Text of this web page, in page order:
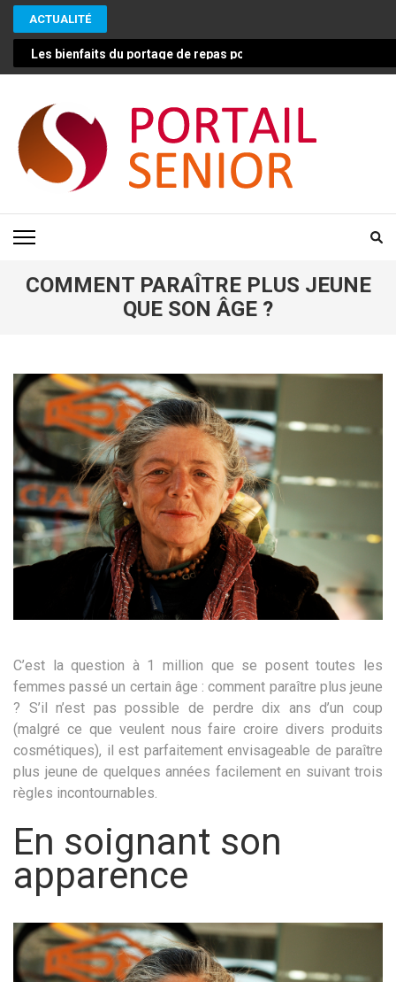
Aller
contenu
(Pressez
ACTUALITÉ
Les bienfaits du portage de repas pour les seniors : une
PORTAIL SENIOR
COMMENT PARAÎTRE PLUS JEUNE
QUE SON ÂGE ?
C’est la question à 1 million que se posent toutes les
femmes passé un certain âge : comment paraître plus jeune
? S’il n’est pas possible de perdre dix ans d’un coup
(malgré ce que veulent nous faire croire divers produits
cosmétiques), il est parfaitement envisageable de paraître
plus jeune de quelques années facilement en suivant trois
règles incontournables.
En soignant son
apparence